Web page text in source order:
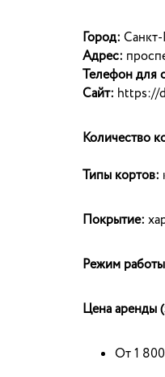
Город:
Адрес:
Телефон для
Сайт: https://
Количество
Типы кортов:
Покрытие:
Режим
Цена аренды
От 1